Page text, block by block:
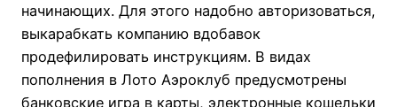
начинающих. Для этого надобно авторизоваться,
выкарабкать компанию вдобавок
продефилировать инструкциям. В видах
пополнения в Лото Аэроклуб предусмотрены
банковские игра в карты, электронные кошельки